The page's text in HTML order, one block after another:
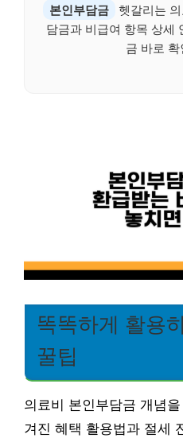
본인부담금
헷갈리는
담금과 비급여 항목 상세
금 바로
똑똑하게 활용
꿀팁
의료비 본인부담금 개념
겨진 혜택 활용법과 절세